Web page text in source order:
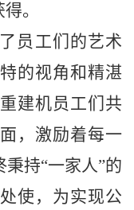
。
员工们的艺术
的视角和精湛
建机员工们共
， 激励着每一
秉持“一家人”的
使，为实现公